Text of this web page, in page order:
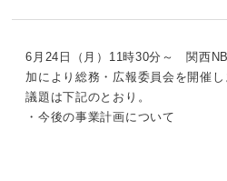
6月24日（月）11時30分～ 関西
加により総務・広報委員会を開催し
議題は下記のとおり。
・今後の事業計画について